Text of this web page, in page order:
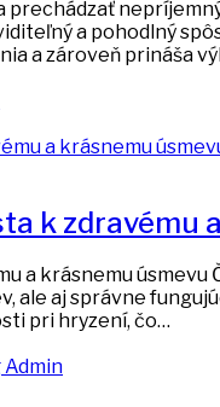
prechádzať
a pohodlný
a zároveň prináša
k zdravému
a krásnemu
ale aj správne
pri hryzení, čo…